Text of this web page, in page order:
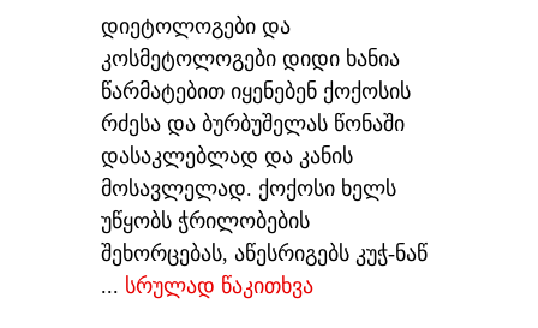
დიეტოლოგები და
კოსმეტოლოგები დიდი ხანია
წარმატებით იყენებენ ქოქოსის
რძესა და ბურბუშელას წონაში
დასაკლებლად და კანის
მოსავლელად. ქოქოსი ხელს
უწყობს ჭრილობების
შეხორცებას, აწესრიგებს კუჭ-ნაწ
... სრულად წაკითხვა